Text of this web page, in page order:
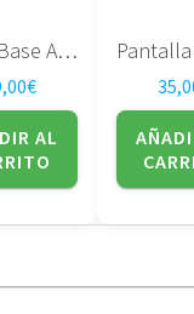
Placa Base ASUS U56E
€
AL